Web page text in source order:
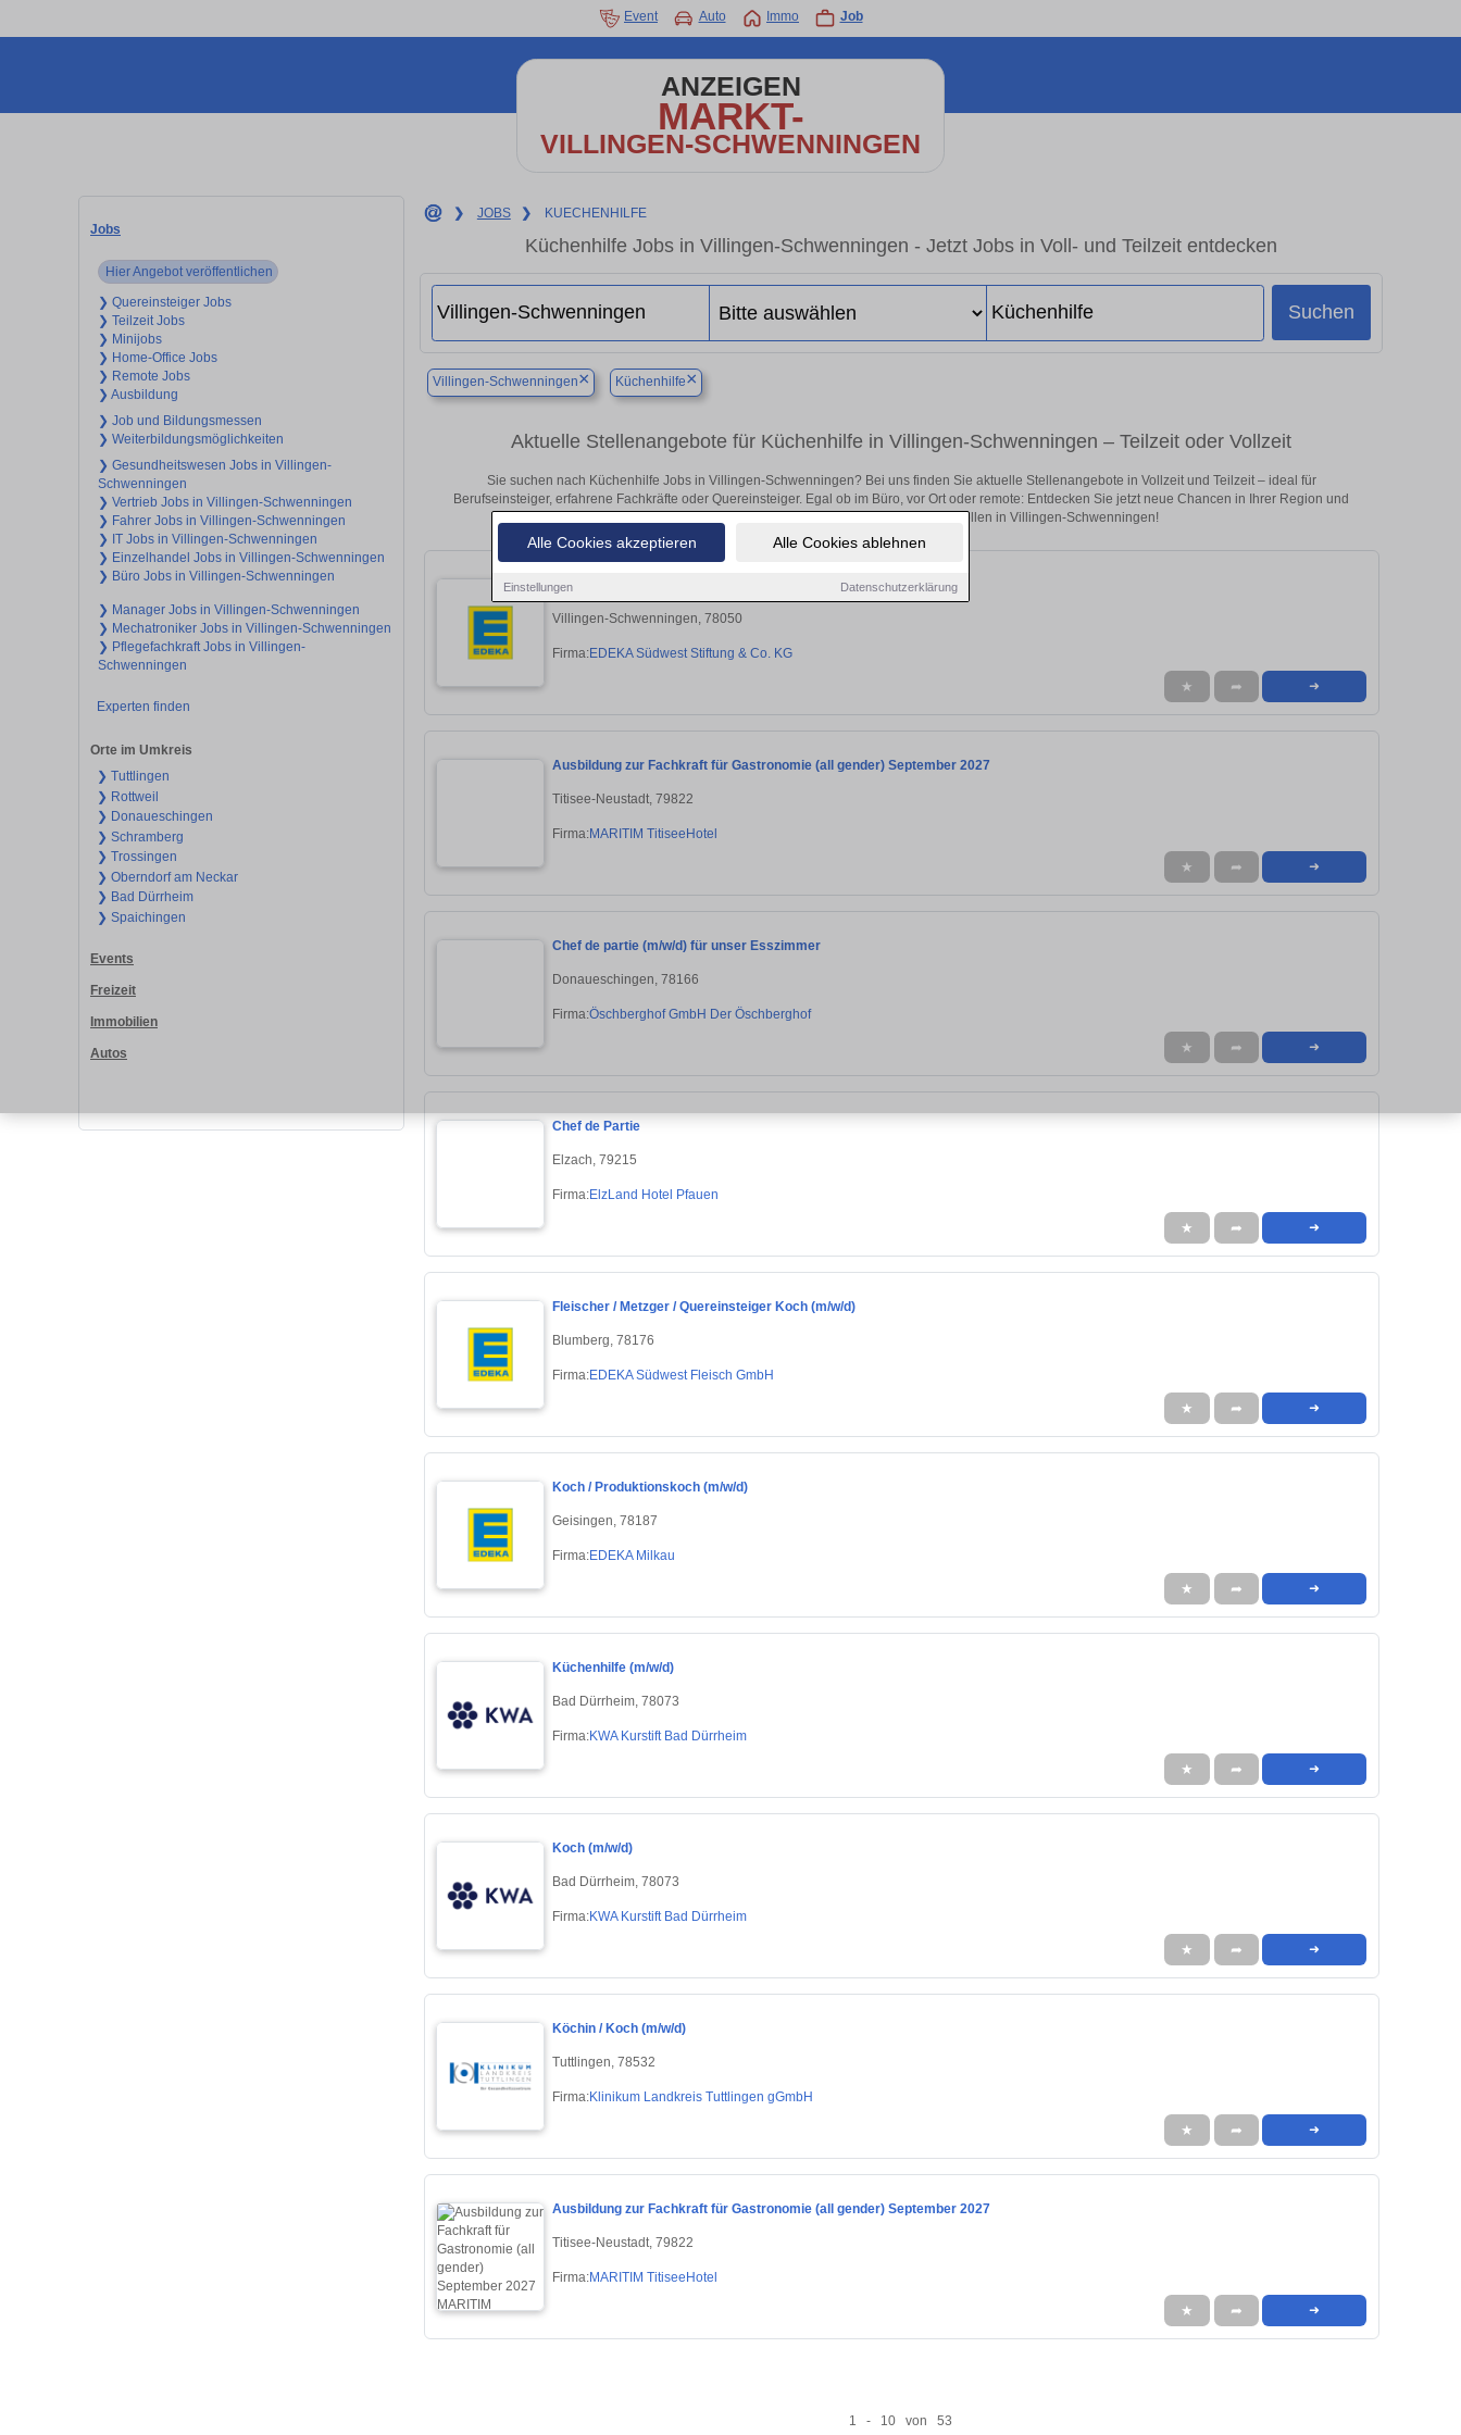
Alle Cookies akzeptieren Alle Cookies ablehnen
Einstellungen Datenschutzerklärung
Event Auto Immo Job
ANZEIGEN
MARKT-
VILLINGEN-SCHWENNINGEN
Jobs
Hier Angebot veröffentlichen
❯ Quereinsteiger Jobs
❯ Teilzeit Jobs
❯ Minijobs
❯ Home-Office Jobs
❯ Remote Jobs
❯ Ausbildung
❯ Job und Bildungsmessen
❯ Weiterbildungsmöglichkeiten
❯ Gesundheitswesen Jobs in Villingen-
Schwenningen
❯ Vertrieb Jobs in Villingen-Schwenningen
❯ Fahrer Jobs in Villingen-Schwenningen
❯ IT Jobs in Villingen-Schwenningen
❯ Einzelhandel Jobs in Villingen-Schwenningen
❯ Büro Jobs in Villingen-Schwenningen
❯ Manager Jobs in Villingen-Schwenningen
❯ Mechatroniker Jobs in Villingen-Schwenningen
❯ Pflegefachkraft Jobs in Villingen-
Schwenningen
Experten finden
Orte im Umkreis
❯ Tuttlingen
❯ Rottweil
❯ Donaueschingen
❯ Schramberg
❯ Trossingen
❯ Oberndorf am Neckar
❯ Bad Dürrheim
❯ Spaichingen
Events
Freizeit
Immobilien
Autos
❯ JOBS ❯ KUECHENHILFE
Küchenhilfe Jobs in Villingen-Schwenningen - Jetzt Jobs in Voll- und Teilzeit entdecken
Suchen
Villingen-Schwenningen× Küchenhilfe×
Aktuelle Stellenangebote für Küchenhilfe in Villingen-Schwenningen – Teilzeit oder Vollzeit
Sie suchen nach Küchenhilfe Jobs in Villingen-Schwenningen? Bei uns finden Sie aktuelle Stellenangebote in Vollzeit und Teilzeit – ideal für
Berufseinsteiger, erfahrene Fachkräfte oder Quereinsteiger. Egal ob im Büro, vor Ort oder remote: Entdecken Sie jetzt neue Chancen in Ihrer Region und
bewerben Sie sich direkt auf passende Küchenhilfe-Stellen in Villingen-Schwenningen!
Koch / Beikoch (m/w/d)
Villingen-Schwenningen, 78050
Firma:EDEKA Südwest Stiftung & Co. KG
★ ➦ ➜
Ausbildung zur Fachkraft für Gastronomie (all gender) September 2027
Titisee-Neustadt, 79822
Firma:MARITIM TitiseeHotel
★ ➦ ➜
Chef de partie (m/w/d) für unser Esszimmer
Donaueschingen, 78166
Firma:Öschberghof GmbH Der Öschberghof
★ ➦ ➜
Chef de Partie
Elzach, 79215
Firma:ElzLand Hotel Pfauen
★ ➦ ➜
Fleischer / Metzger / Quereinsteiger Koch (m/w/d)
Blumberg, 78176
Firma:EDEKA Südwest Fleisch GmbH
★ ➦ ➜
Koch / Produktionskoch (m/w/d)
Geisingen, 78187
Firma:EDEKA Milkau
★ ➦ ➜
Küchenhilfe (m/w/d)
Bad Dürrheim, 78073
Firma:KWA Kurstift Bad Dürrheim
★ ➦ ➜
Koch (m/w/d)
Bad Dürrheim, 78073
Firma:KWA Kurstift Bad Dürrheim
★ ➦ ➜
Köchin / Koch (m/w/d)
Tuttlingen, 78532
Firma:Klinikum Landkreis Tuttlingen gGmbH
★ ➦ ➜
Ausbildung zur Fachkraft für Gastronomie (all gender) September 2027
Titisee-Neustadt, 79822
Firma:MARITIM TitiseeHotel
★ ➦ ➜
1 - 10 von 53